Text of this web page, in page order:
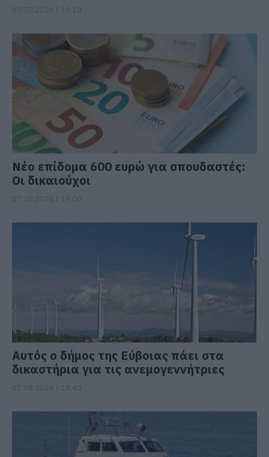
Νέο επίδομα 600 ευρώ για σπουδαστές:
Οι δικαιούχοι
Αυτός ο δήμος της Εύβοιας πάει στα
δικαστήρια για τις ανεμογεννήτριες